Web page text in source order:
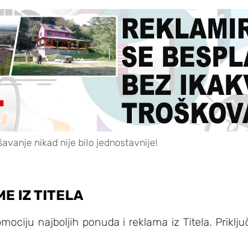
nikad nije bilo jednostavnije!
IZ TITELA
najboljih ponuda i reklama iz Titela.